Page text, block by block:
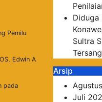
Pemilu
Edwin A
pada
Diduga
Sultra
Arsip
Juli